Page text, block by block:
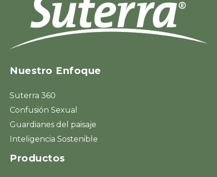
Nuestro Enfoque
Suterra 360
Confusión Sexual
Guardianes del paisaje
Inteligencia Sostenible
Productos